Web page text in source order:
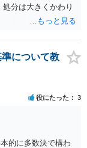
分は大きくかわり
について教
役にたった 3
的に多数決で構わ